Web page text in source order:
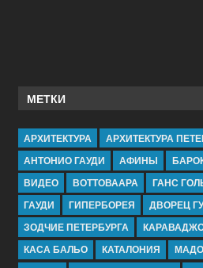
МЕТКИ
АРХИТЕКТУРА
АРХИТЕКТУРА
АНТОНИО ГАУДИ
АФИНЫ
ВИДЕО
ВОТТОВААРА
ГАНС
ГАУДИ
ГИПЕРБОРЕЯ ДВОРЕЦ
ЗОДЧИЕ ПЕТЕРБУРГА
КАСА БАЛЬО
КАТАЛОНИЯ